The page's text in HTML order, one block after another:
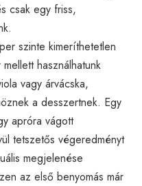
csak egy friss,
szinte kimeríthetetlen
használhatunk
vagy árvácska,
a desszertnek. Egy
apróra vágott
tetszetős végeredményt
megjelenése
az első benyomás már